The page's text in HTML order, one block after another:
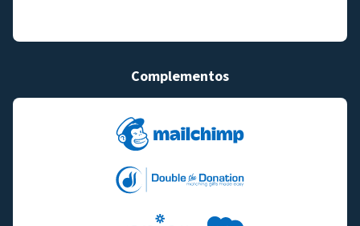
Complementos